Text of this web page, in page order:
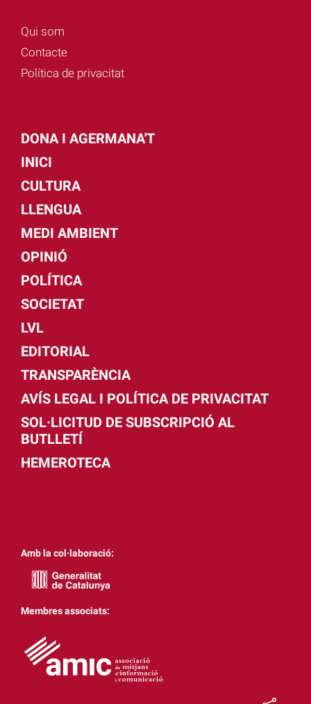
Qui som
Contacte
Política de privacitat
DONA I AGERMANA'T
INICI
CULTURA
LLENGUA
MEDI AMBIENT
OPINIÓ
POLÍTICA
SOCIETAT
LVL
EDITORIAL
TRANSPARÈNCIA
AVÍS LEGAL I POLÍTICA DE PRIVACITAT
SOL·LICITUD DE SUBSCRIPCIÓ AL
BUTLLETÍ
HEMEROTECA
Amb la col·laboració:
Membres associats: